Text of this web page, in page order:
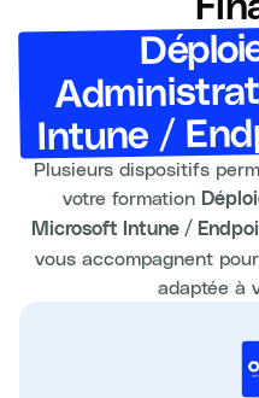
Intune /
Plusieurs dispositifs
votre formation
Microsoft Intune /
vous accompagnent
adaptée à